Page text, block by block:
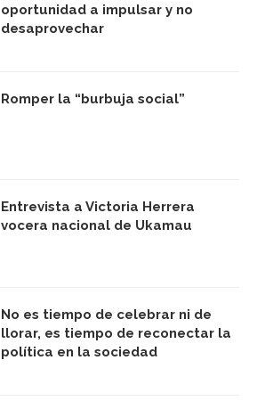
oportunidad a impulsar y no
desaprovechar
Romper la “burbuja social”
Entrevista a Victoria Herrera
vocera nacional de Ukamau
No es tiempo de celebrar ni de
llorar, es tiempo de reconectar la
política en la sociedad